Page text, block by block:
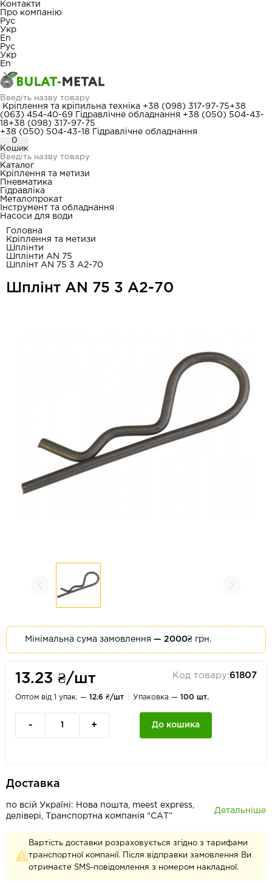
Контакти
Про компанію
Рус
Укр
En
Рус
Укр
En
Кріплення та кріпильна техніка +38 (098) 317-97-75+38
(063) 454-40-69
Гідравлічне обладнання +38 (050) 504-43-
18+38 (098) 317-97-75
+38 (050) 504-43-18
Гідравлічне обладнання
0
Кошик
Каталог
Кріплення та метизи
Пневматика
Гідравліка
Металопрокат
Інструмент та обладнання
Насоси для води
Головна
Кріплення та метизи
Шплінти
Шплінти AN 75
Шплінт AN 75 3 А2-70
Шплінт AN 75 3 А2-70
Мінімальна сума замовлення — 2000₴ грн.
13.23 ₴/шт Код товару:61807
Оптом від 1 упак. — 12.6 ₴/шт Упаковка — 100 шт.
- + До кошика
Доставка
по всій Україні: Нова пошта, meest express,
делівері, Транспортна компанія “САТ”
Детальніше
Вартість доставки розраховується згідно з тарифами
транспортної компанії. Після відправки замовлення Ви
отримаєте SMS-повідомлення з номером накладної.